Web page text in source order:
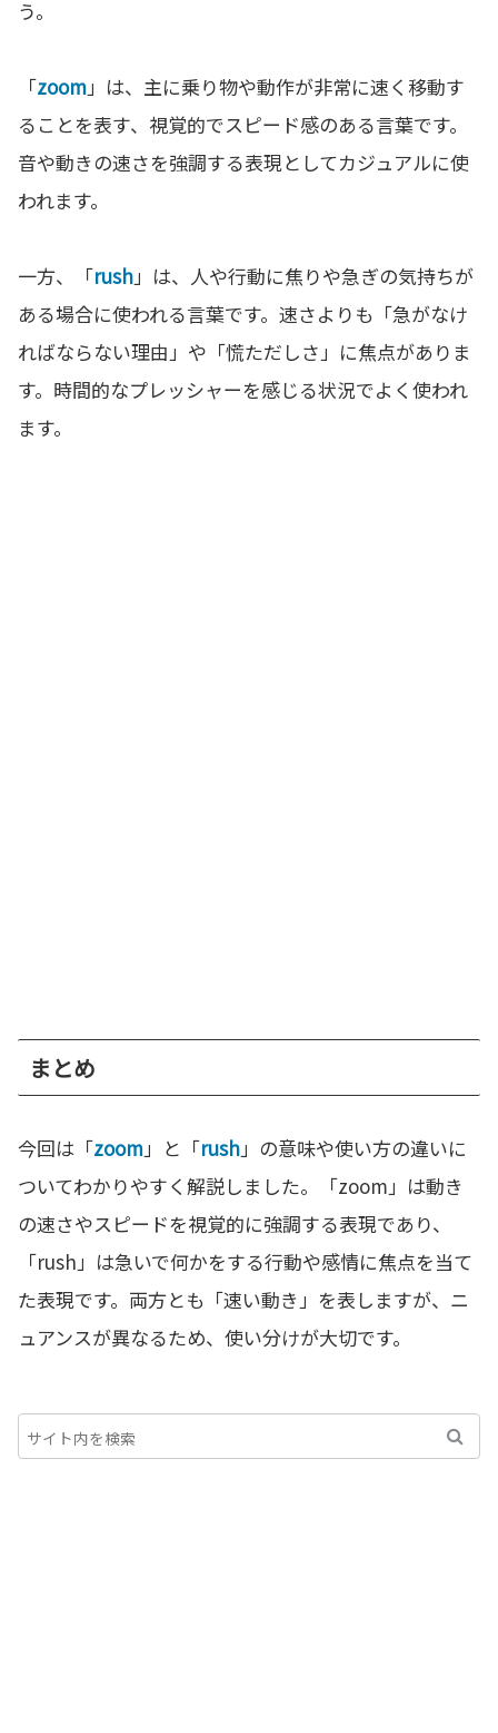
う。
「zoom」は、主に乗り物や動作が非常に速く移動す
ることを表す、視覚的でスピード感のある言葉です。
音や動きの速さを強調する表現としてカジュアルに使
われます。
一方、「rush」は、人や行動に焦りや急ぎの気持ちが
ある場合に使われる言葉です。速さよりも「急がなけ
ればならない理由」や「慌ただしさ」に焦点がありま
す。時間的なプレッシャーを感じる状況でよく使われ
ます。
まとめ
今回は「zoom」と「rush」の意味や使い方の違いに
ついてわかりやすく解説しました。「zoom」は動き
の速さやスピードを視覚的に強調する表現であり、
「rush」は急いで何かをする行動や感情に焦点を当て
た表現です。両方とも「速い動き」を表しますが、ニ
ュアンスが異なるため、使い分けが大切です。